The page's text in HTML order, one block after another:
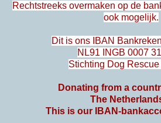
Rechtstreeks overmaken op de
ook mogelijk.
Dit is ons IBAN
NL91 INGB 0007
Stichting Dog
Donating from a
The
This is our IBAN-